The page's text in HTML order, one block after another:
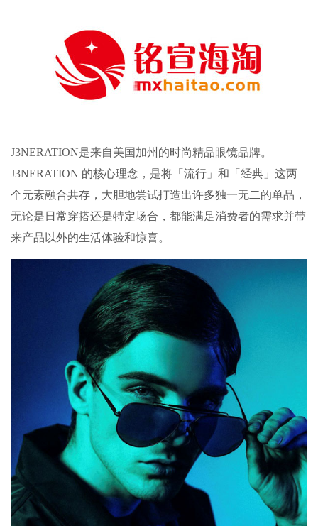
J3NERATION是来自美国加州的时尚精品眼镜品牌。
J3NERATION 的核心理念，是将「流行」和「经典」这两
个元素融合共存，大胆地尝试打造出许多独一无二的单品，
无论是日常穿搭还是特定场合，都能满足消费者的需求并带
来产品以外的生活体验和惊喜。